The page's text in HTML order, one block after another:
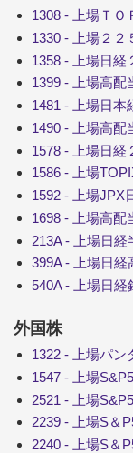
1308 - 上場ＴＯ
1330 - 上場２２
1358 - 上場日経
1399 - 上場高配
1481 - 上場日本
1490 - 上場高配
1578 - 上場日経
1586 - 上場
1592 - 上場JPX
1698 - 上場高配
213A - 上場日経
399A - 上場日経
540A - 上場日経
外国株
1322 - 上場パン
1547 - 上場
2521 - 上場
2239 - 上場S＆
2240 - 上場S＆